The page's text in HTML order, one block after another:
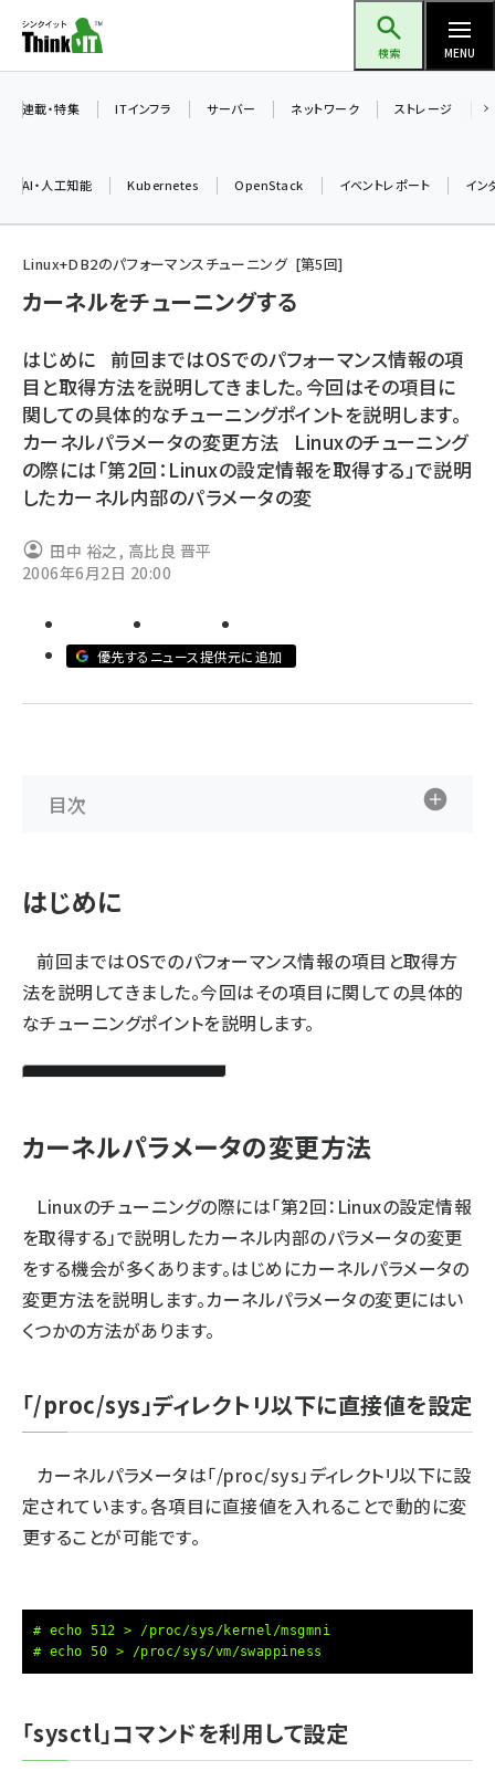
ン
ツ
検索 MENU
加藤銘のチーム貢献～仲間と築いた勝利の絆～ (2308)
北海道をのんびり旅する晴山佳須夫のヒント集！ (2025)
drupal (1947)
genai (1477)
abc123 (1352)
連載・特集 ITインフラ サーバー ネットワーク ストレージ
AI・人工知能 Kubernetes OpenStack イベントレポート イン
Linux+DB2のパフォーマンスチューニング 第5回
カーネルをチューニングする
はじめに 前回まではOSでのパフォーマンス情報の項
目と取得方法を説明してきました。今回はその項目に
関しての具体的なチューニングポイントを説明します。
カーネルパラメータの変更方法 Linuxのチューニング
の際には「第2回：Linuxの設定情報を取得する」で説明
したカーネル内部のパラメータの変
田中 裕之 , 高比良 晋平
2006年6月2日 20:00
優先するニュース提供元に追加
目次
はじめに
前回まではOSでのパフォーマンス情報の項目と取得方
法を説明してきました。今回はその項目に関しての具体的
なチューニングポイントを説明します。
カーネルパラメータの変更方法
Linuxのチューニングの際には「第2回：Linuxの設定情報
を取得する」で説明したカーネル内部のパラメータの変更
をする機会が多くあります。はじめにカーネルパラメータの
変更方法を説明します。カーネルパラメータの変更にはい
くつかの方法があります。
「/proc/sys」ディレクトリ以下に直接値を設定
カーネルパラメータは「/proc/sys」ディレクトリ以下に設
定されています。各項目に直接値を入れることで動的に変
更することが可能です。
# echo 512 > /proc/sys/kernel/msgmni
# echo 50 > /proc/sys/vm/swappiness
「sysctl」コマンドを利用して設定